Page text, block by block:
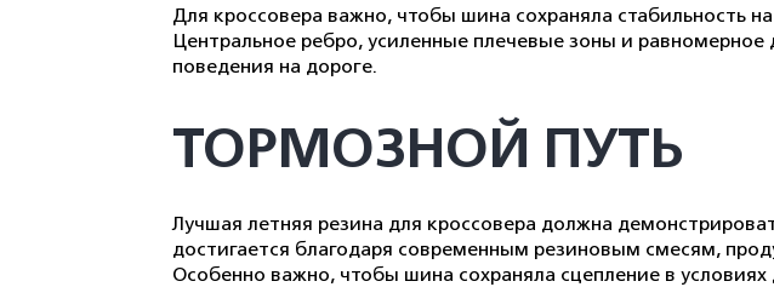
Для кроссовера важно, чтобы шина сохраняла стабильность
Центральное ребро, усиленные плечевые зоны и
поведения на дороге.
ТОРМОЗНОЙ ПУТЬ
Лучшая летняя резина для кроссовера должна
достигается благодаря современным резиновым смесям,
Особенно важно, чтобы шина сохраняла сцепление в